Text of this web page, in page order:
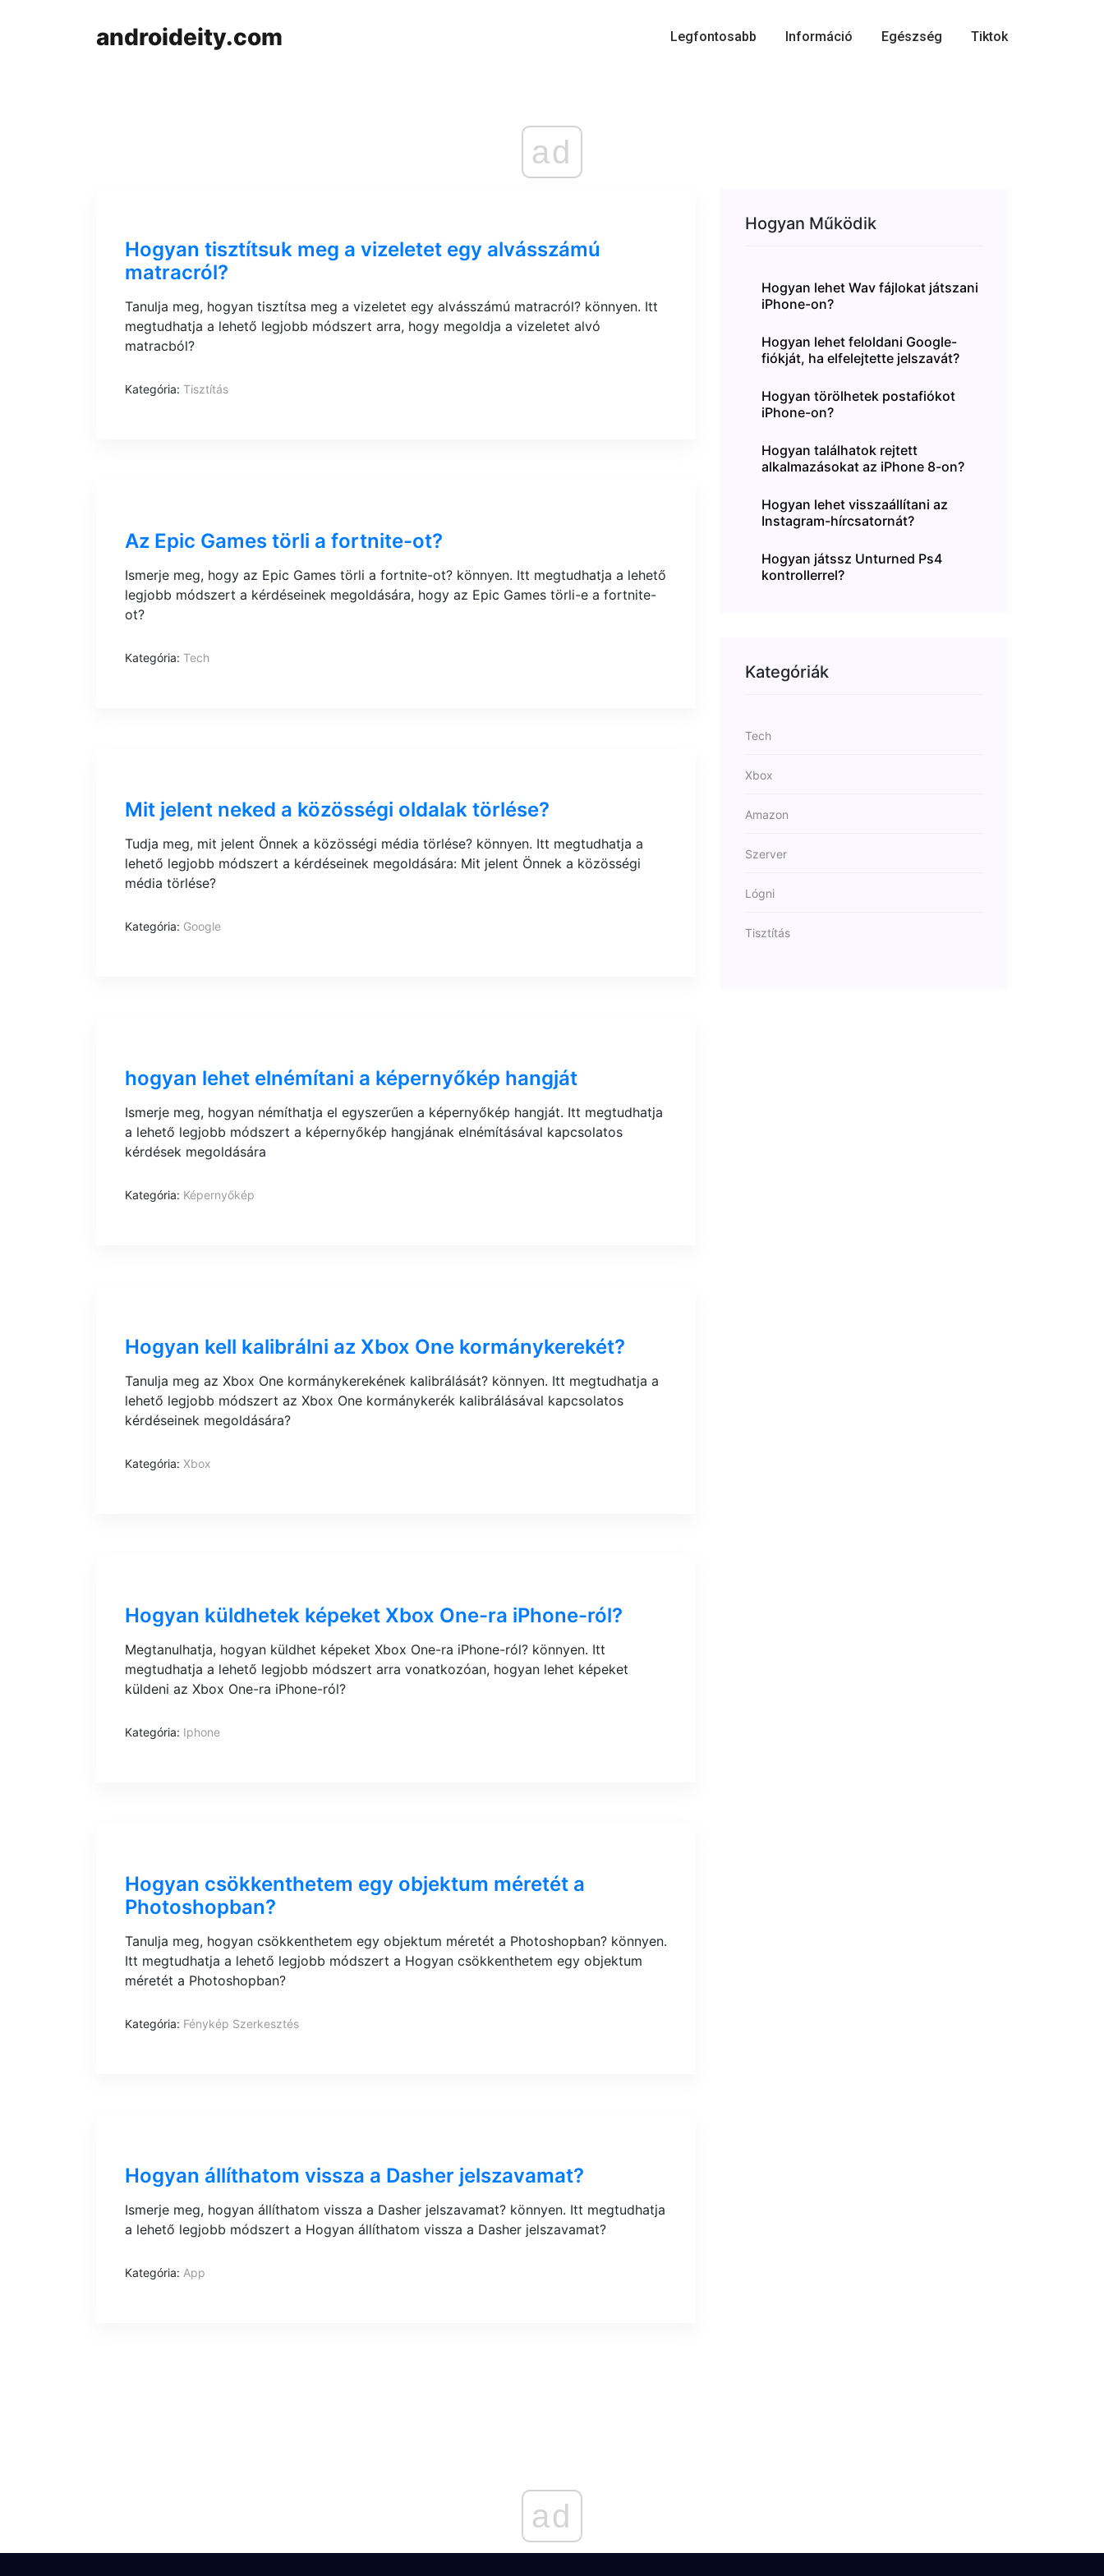
androideity.com Legfontosabb Információ Egészség Tiktok
ad
Hogyan tisztítsuk meg a vizeletet egy alvásszámú
matracról?
Tanulja meg, hogyan tisztítsa meg a vizeletet egy alvásszámú matracról? könnyen. Itt
megtudhatja a lehető legjobb módszert arra, hogy megoldja a vizeletet alvó
matracból?
Kategória: Tisztítás
Az Epic Games törli a fortnite-ot?
Ismerje meg, hogy az Epic Games törli a fortnite-ot? könnyen. Itt megtudhatja a lehető
legjobb módszert a kérdéseinek megoldására, hogy az Epic Games törli-e a fortnite-
ot?
Kategória: Tech
Mit jelent neked a közösségi oldalak törlése?
Tudja meg, mit jelent Önnek a közösségi média törlése? könnyen. Itt megtudhatja a
lehető legjobb módszert a kérdéseinek megoldására: Mit jelent Önnek a közösségi
média törlése?
Kategória: Google
hogyan lehet elnémítani a képernyőkép hangját
Ismerje meg, hogyan némíthatja el egyszerűen a képernyőkép hangját. Itt megtudhatja
a lehető legjobb módszert a képernyőkép hangjának elnémításával kapcsolatos
kérdések megoldására
Kategória: Képernyőkép
Hogyan kell kalibrálni az Xbox One kormánykerekét?
Tanulja meg az Xbox One kormánykerekének kalibrálását? könnyen. Itt megtudhatja a
lehető legjobb módszert az Xbox One kormánykerék kalibrálásával kapcsolatos
kérdéseinek megoldására?
Kategória: Xbox
Hogyan küldhetek képeket Xbox One-ra iPhone-ról?
Megtanulhatja, hogyan küldhet képeket Xbox One-ra iPhone-ról? könnyen. Itt
megtudhatja a lehető legjobb módszert arra vonatkozóan, hogyan lehet képeket
küldeni az Xbox One-ra iPhone-ról?
Kategória: Iphone
Hogyan csökkenthetem egy objektum méretét a
Photoshopban?
Tanulja meg, hogyan csökkenthetem egy objektum méretét a Photoshopban? könnyen.
Itt megtudhatja a lehető legjobb módszert a Hogyan csökkenthetem egy objektum
méretét a Photoshopban?
Kategória: Fénykép Szerkesztés
Hogyan állíthatom vissza a Dasher jelszavamat?
Ismerje meg, hogyan állíthatom vissza a Dasher jelszavamat? könnyen. Itt megtudhatja
a lehető legjobb módszert a Hogyan állíthatom vissza a Dasher jelszavamat?
Kategória: App
Hogyan Működik
Hogyan lehet Wav fájlokat játszani
iPhone-on?
Hogyan lehet feloldani Google-
fiókját, ha elfelejtette jelszavát?
Hogyan törölhetek postafiókot
iPhone-on?
Hogyan találhatok rejtett
alkalmazásokat az iPhone 8-on?
Hogyan lehet visszaállítani az
Instagram-hírcsatornát?
Hogyan játssz Unturned Ps4
kontrollerrel?
Kategóriák
Tech
Xbox
Amazon
Szerver
Lógni
Tisztítás
ad